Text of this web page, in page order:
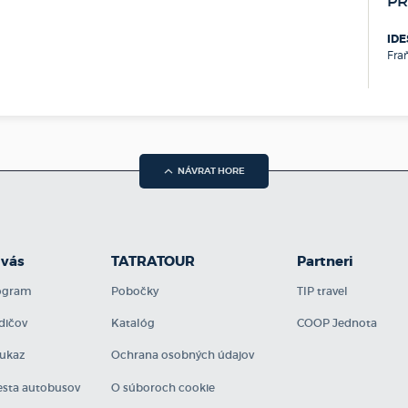
NÁVRAT HORE
autobusov
TATRATOUR
Pobočky
Katalóg
Ochrana osobných údajov
O súboroch cookie
Partneri
TIP travel
COOP Jednota